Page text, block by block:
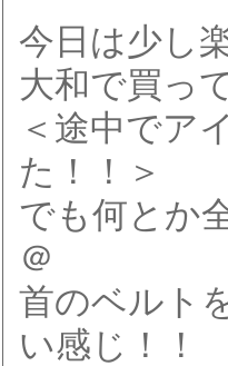
今日は少し
大和で買っ
＜途中でア
た！！＞
でも何とか
＠
首のベルト
い感じ！！